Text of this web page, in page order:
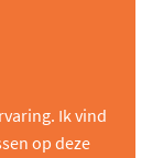
Ik vind
op deze